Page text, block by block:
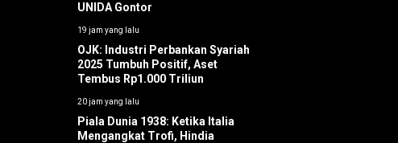
UNIDA Gontor
19 jam yang lalu
OJK: Industri Perbankan Syariah
2025 Tumbuh Positif, Aset
Tembus Rp1.000 Triliun
20 jam yang lalu
Piala Dunia 1938: Ketika Italia
Mengangkat Trofi, Hindia